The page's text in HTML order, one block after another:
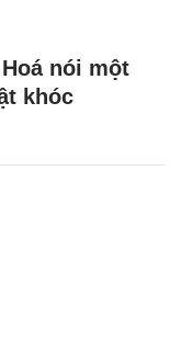
nói một
khóc